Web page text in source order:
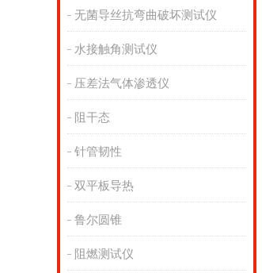
无菌导丝抗弯曲破坏测试仪
水接触角测试仪
压差法气体渗透仪
阻干态
针管韧性
双平板导热
鲁尔圆锥
阻燃测试仪